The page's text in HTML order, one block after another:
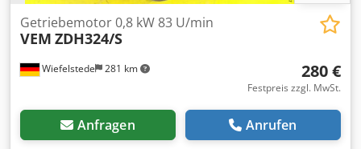
Wiefelstede 281 km
Getriebemotor 0,8 kW 83 U/min
VEM ZDH324/S
280 €
Festpreis zzgl. MwSt.
Anfragen Anrufen